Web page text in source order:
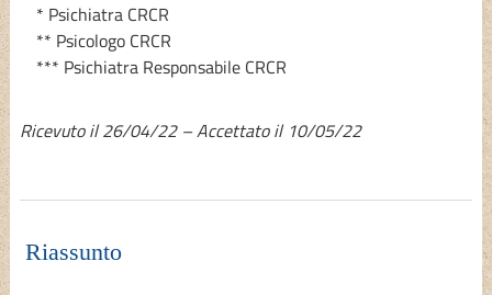
* Psichiatra CRCR
** Psicologo CRCR
*** Psichiatra Responsabile CRCR
Ricevuto il 26/04/22 – Accettato il 10/05/22
Riassunto